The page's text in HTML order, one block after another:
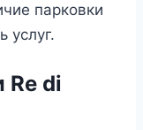
парковки
услуг.
Re di